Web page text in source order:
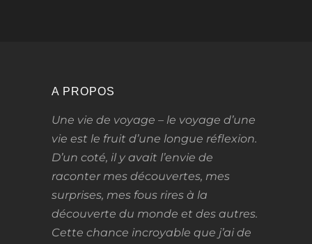
A PROPOS
Une vie de voyage – le voyage d’une
vie est le fruit d’une longue réflexion.
D’un coté, il y avait l’envie de
raconter mes découvertes, mes
surprises, mes fous rires à la
découverte du monde et des autres.
Cette chance incroyable que j’ai de